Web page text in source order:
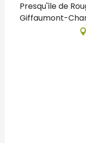
Presqu'île de
Giffaumont-